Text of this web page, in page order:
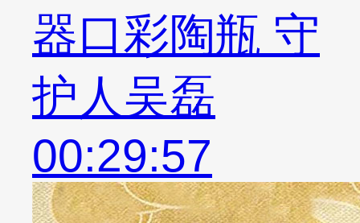
器口彩陶瓶 守
护人吴磊
00:29:57